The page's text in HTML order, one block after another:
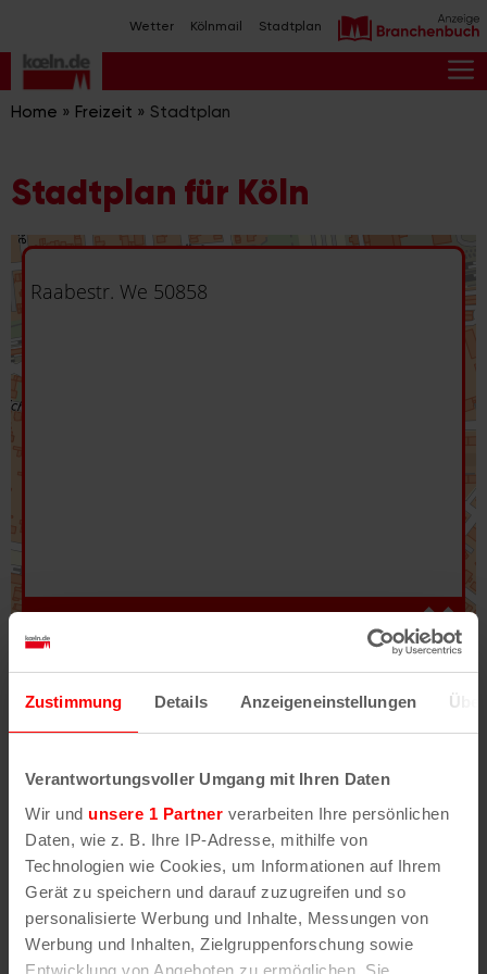
Zustimmung Details Anzeigeneinstellungen
Verantwortungsvoller Umgang mit Ihren Daten
Wir und unsere 1 Partner verarbeiten Ihre persönlichen
Daten, wie z. B. Ihre IP-Adresse, mithilfe von
Technologien wie Cookies, um Informationen auf Ihrem
Gerät zu speichern und darauf zuzugreifen und so
personalisierte Werbung und Inhalte, Messungen von
Werbung und Inhalten, Zielgruppenforschung sowie
Entwicklung von Angeboten zu ermöglichen. Sie
Inhalt
springen
Wetter Kölnmail Stadtplan
Home » Freizeit » Stadtplan
Stadtplan für Köln
Fehler/Problem melden
Darstellung des RVR-Kartenwerks
Stadtplanwerk
erhältst Du unsere koeln.de-Karte mit vielen
weiteren Details wie z.B. Hausnummern.
Unser Stadtplan basiert auf Daten des
OpenStreetMap
-Projekts (
© OpenStreetMap
Mitwirkende
) und von OpenCycleMap.org